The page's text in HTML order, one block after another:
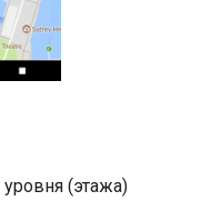
(этажа)